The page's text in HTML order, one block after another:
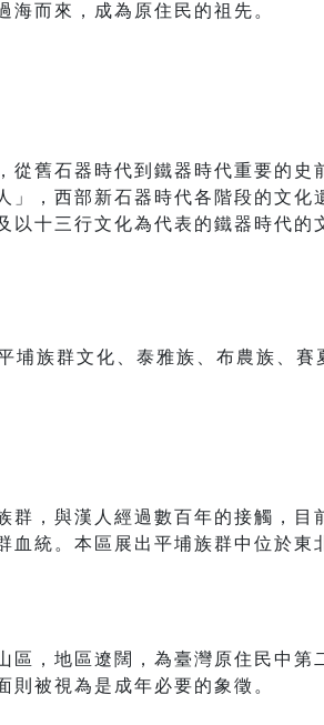
海而來，成為原住民的祖先。
從舊石器時代到鐵器時代重要的
」，西部新石器時代各階段的文
以十三行文化為代表的鐵器時代的
埔族群文化、泰雅族、布農族、賽
群，與漢人經過數百年的接觸，
血統。本區展出平埔族群中位於
區，地區遼闊，為臺灣原住民中第
則被視為是成年必要的象徵。